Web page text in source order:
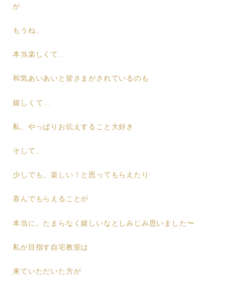
が
もうね、
本当楽しくて…
和気あいあいと皆さまがされているのも
嬉しくて…
私、やっぱりお伝えすること大好き
そして、
少しでも、楽しい！と思ってもらえたり
喜んでもらえることが
本当に、たまらなく嬉しいなとしみじみ思いました〜
私が目指す自宅教室は
来ていただいた方が